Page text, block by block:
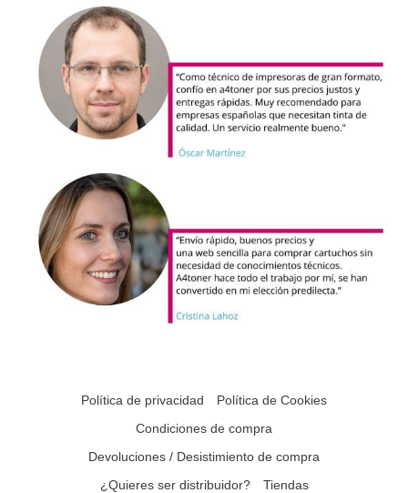
Política de privacidad
Política de Cookies
Condiciones de compra
Devoluciones / Desistimiento de compra
¿Quieres ser distribuidor?
Tiendas